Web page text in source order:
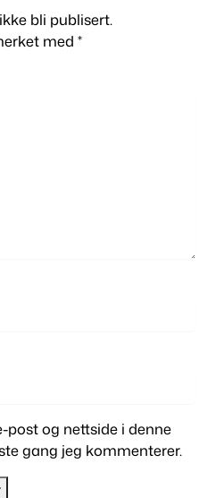
bli publisert.
med *
post og nettside i denne
gang jeg kommenterer.